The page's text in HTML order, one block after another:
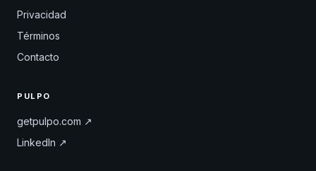
Privacidad
Términos
Contacto
PULPO
getpulpo.com ↗
LinkedIn ↗